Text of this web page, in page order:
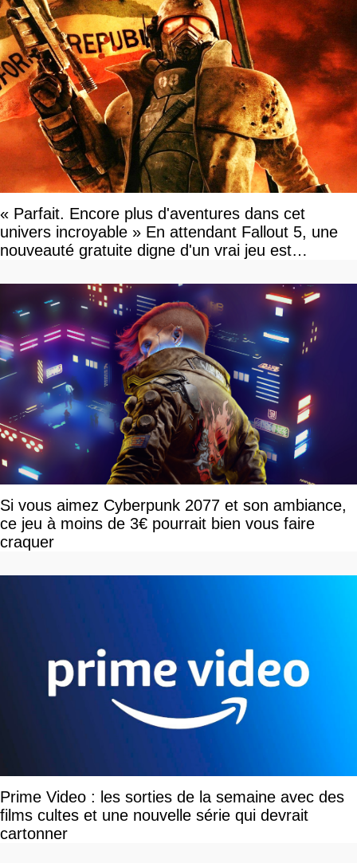
« Parfait. Encore plus d'aventures dans cet
univers incroyable » En attendant Fallout 5, une
nouveauté gratuite digne d'un vrai jeu est
Si vous aimez Cyberpunk 2077 et son ambiance,
ce jeu à moins de 3€ pourrait bien vous faire
craquer
Prime Video : les sorties de la semaine avec des
films cultes et une nouvelle série qui devrait
cartonner